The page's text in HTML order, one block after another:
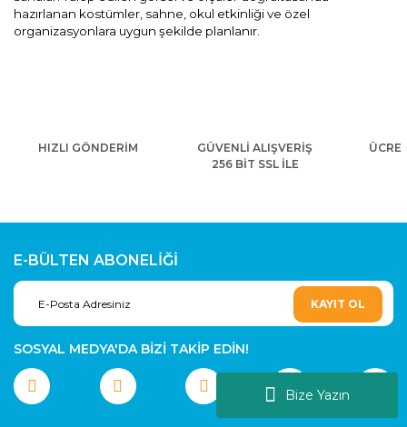
Bize Yazın
hazırlanan kostümler, sahne, okul etkinliği ve özel
organizasyonlara uygun şekilde planlanır.
HIZLI GÖNDERİM
GÜVENLİ ALIŞVERİŞ
256 BİT SSL İLE
E-BÜLTEN ABONELİĞİ
KAYIT OL
SOSYAL MEDYA'DA BİZİ TAKİP EDİN!